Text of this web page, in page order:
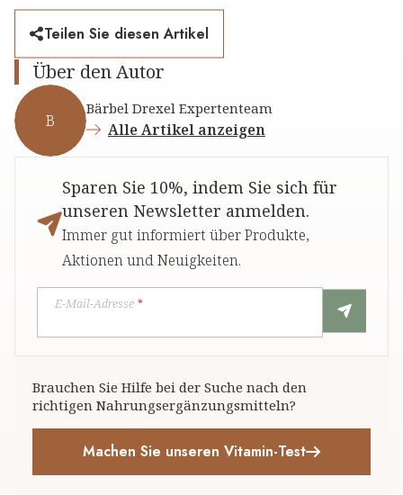
Teilen Sie diesen Artikel
Über den Autor
B
Bärbel Drexel Expertenteam
Alle Artikel anzeigen
Sparen Sie 10%, indem Sie sich für
unseren Newsletter anmelden.
Immer gut informiert über Produkte,
Aktionen und Neuigkeiten.
E-Mail-Adresse *
Brauchen Sie Hilfe bei der Suche nach den
richtigen Nahrungsergänzungsmitteln?
Machen Sie unseren Vitamin-Test